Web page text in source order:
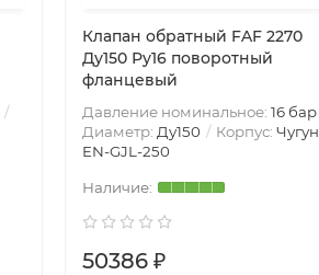
Клапан обратный FAF 2270
Ду150 Ру16 поворотный
фланцевый
Давление номинальное: 16 бар
Диаметр: Ду150 Корпус: Чугун
EN-GJL-250
50386 ₽